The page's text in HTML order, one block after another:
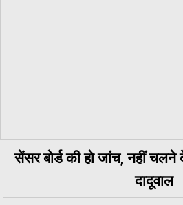
सेंसर बोर्ड की हो जांच, नहीं
दादूवाल